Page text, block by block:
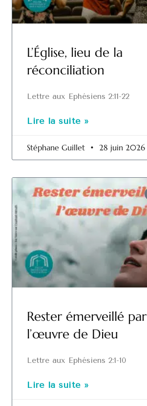
L’Église, lieu de la
réconciliation
Lettre aux Ephésiens 2:11-22
Lire la suite »
Stéphane Guillet 28 juin 2026
Rester émerveillé par
l’œuvre de Dieu
Lettre aux Ephésiens 2:1-10
Lire la suite »